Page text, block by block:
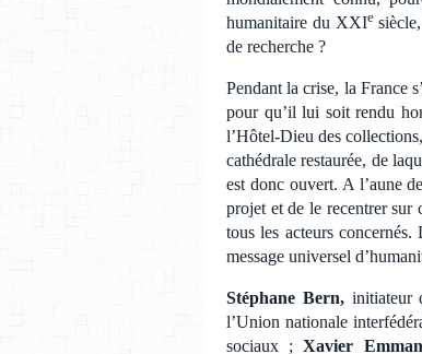
humanitaire du XXIe
de recherche ?
Pendant la crise, la France
pour qu’il lui soit rendu
l’Hôtel-Dieu des
cathédrale restaurée, de
est donc ouvert. A l’aune
projet et de le recentrer sur
tous les acteurs
message universel
Stéphane Bern,initiateur
l’Union nationale
sociaux ;Xavier